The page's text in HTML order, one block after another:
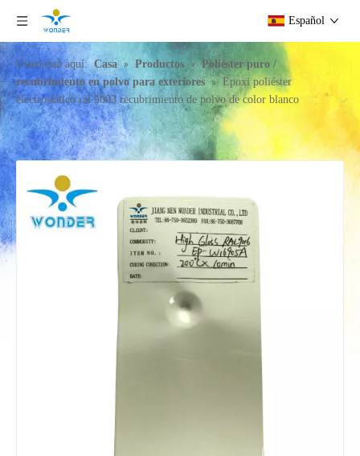
Español
Usted está aquí: Casa » Productos » Poliéster puro /
recubrimiento en polvo para exteriores » Epoxi poliéster
electrostático ral 9003 recubrimiento de polvo de color blanco